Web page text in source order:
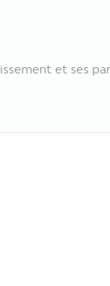
et ses